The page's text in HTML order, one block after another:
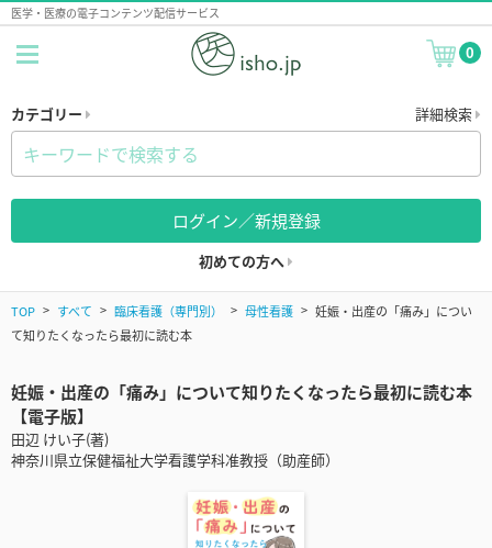
医学・医療の電子コンテンツ配信サービス
0
カテゴリー 詳細検索
ログイン／新規登録
初めての方へ
TOP すべて 臨床看護（専門別） 母性看護
妊娠・出産の「痛み」につい
て知りたくなったら最初に読む本
妊娠・出産の「痛み」について知りたくなったら最初に読む本
【電子版】
田辺 けい子(著)
神奈川県立保健福祉大学看護学科准教授（助産師）